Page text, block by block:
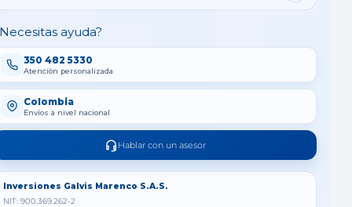
ayuda?
350 482 5330
Atención personalizada
Colombia
Envíos a nivel nacional
Hablar con un asesor
Inversiones Galvis Marenco S.A.S.
NIT: 900.369.262-2